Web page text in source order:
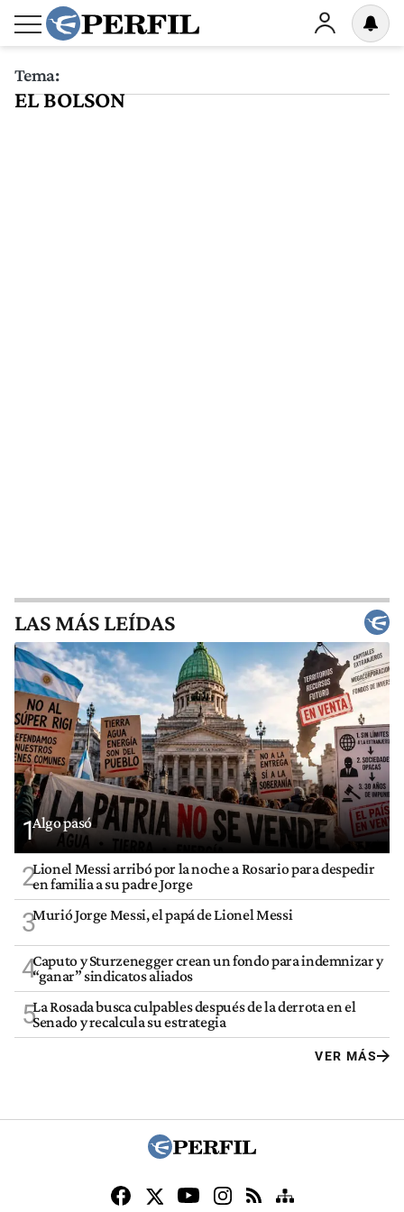
Tema:
EL BOLSON
LAS MÁS LEÍDAS
1Algo pasó
2Lionel Messi arribó por la noche a Rosario para despedir
en familia a su padre Jorge
3Murió Jorge Messi, el papá de Lionel Messi
4Caputo y Sturzenegger crean un fondo para indemnizar y
“ganar” sindicatos aliados
5La Rosada busca culpables después de la derrota en el
Senado y recalcula su estrategia
VER MÁS